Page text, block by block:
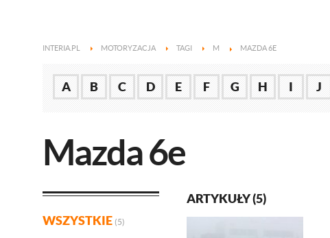
INTERIA.PL MOTORYZACJA TAGI M MAZDA 6E
A B C D E F G H I J
Mazda 6e
WSZYSTKIE (5)
ARTYKUŁY (5)